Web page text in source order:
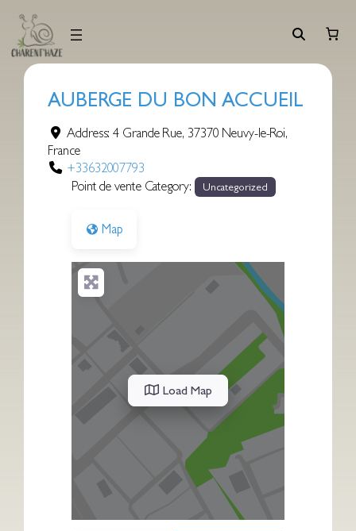
contenu
AUBERGE DU BON ACCUEIL
Address:4 Grande Rue, 37370 Neuvy-le-Roi,
France
+33632007793
Point de vente Category:
Uncategorized
Map
Load Map